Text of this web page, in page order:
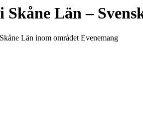
i Skåne Län–
Län inom området Evenemang